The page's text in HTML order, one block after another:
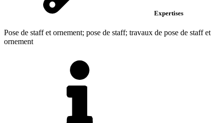
Expertises
Pose de staff et ornement; pose de staff; travaux de pose de staff et
ornement